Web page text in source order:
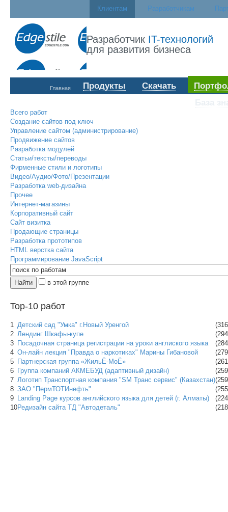
Клиентам Разработчикам
Разработчик IT-технологий
для развития бизнеса
Главная Продукты Скачать
Всего работ
Создание сайтов под ключ
Управление сайтом (администрирование)
Продвижение сайтов
Разработка модулей
Статьи/тексты/переводы
Фирменные стили и логотипы
Видео/Аудио/Фото/Презентации
Разработка web-дизайна
Прочее
Интернет-магазины
Корпоративный сайт
Сайт визитка
Продающие страницы
Разработка прототипов
HTML верстка сайта
Программирование JavaScript
в этой группе
Top-10 работ
1 Детский сад "Умка" г.Новый Уренгой
2 Лендинг Шкафы-купе
3 Посадочная страница регистрации на уроки англиского языка
4 Он-лайн лекция "Правда о наркотиках" Марины Гибановой
5 Партнерская группа «ЖильЁ-МоЁ»
6 Группа компаний АКМЕБУД (адаптивный дизайн)
7 Логотип Транспортная компания "SM Транс сервис" (Казахстан)
8 ЗАО "ПермТОТИнефть"
9 Landing Page курсов английского языка для детей (г. Алматы)
10Редизайн сайта ТД "Автодеталь"